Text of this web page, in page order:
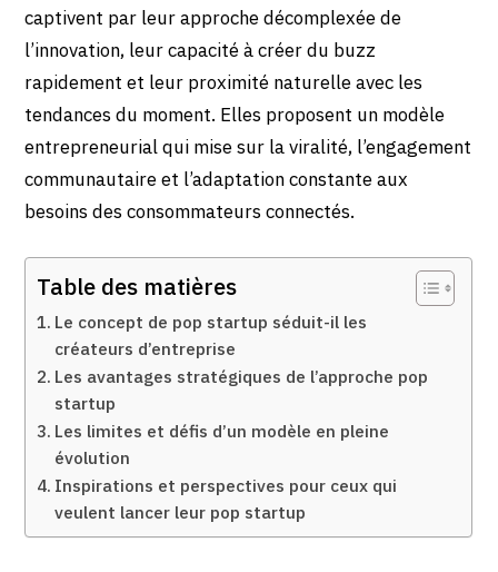
captivent par leur approche décomplexée de
l’innovation, leur capacité à créer du buzz
rapidement et leur proximité naturelle avec les
tendances du moment. Elles proposent un modèle
entrepreneurial qui mise sur la viralité, l’engagement
communautaire et l’adaptation constante aux
besoins des consommateurs connectés.
Table des matières
Le concept de pop startup séduit-il les
créateurs d’entreprise
Les avantages stratégiques de l’approche pop
startup
Les limites et défis d’un modèle en pleine
évolution
Inspirations et perspectives pour ceux qui
veulent lancer leur pop startup